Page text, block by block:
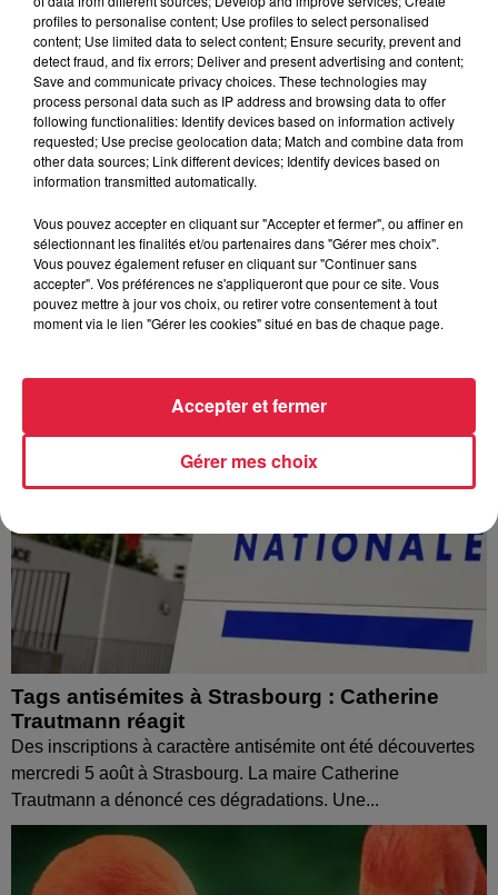
À Hoerdt, de l’eau brune sort des robinets
Depuis plusieurs jours, des habitants de Hoerdt ont vu de
l’eau brune s’écouler de leurs robinets. Face aux
nombreuses interrogations, la municipalité a pris...
Tags antisémites à Strasbourg : Catherine
Trautmann réagit
Des inscriptions à caractère antisémite ont été découvertes
mercredi 5 août à Strasbourg. La maire Catherine
Trautmann a dénoncé ces dégradations. Une...
profiles to personalise content; Use profiles to select personalised
content; Use limited data to select content; Ensure security, prevent and
detect fraud, and fix errors; Deliver and present advertising and content;
Save and communicate privacy choices. These technologies may
process personal data such as IP address and browsing data to offer
following functionalities: Identify devices based on information actively
requested; Use precise geolocation data; Match and combine data from
other data sources; Link different devices; Identify devices based on
information transmitted automatically.
Vous pouvez accepter en cliquant sur "Accepter et fermer", ou affiner en
sélectionnant les finalités et/ou partenaires dans "Gérer mes choix".
Vous pouvez également refuser en cliquant sur "Continuer sans
accepter". Vos préférences ne s'appliqueront que pour ce site. Vous
pouvez mettre à jour vos choix, ou retirer votre consentement à tout
moment via le lien "Gérer les cookies" situé en bas de chaque page.
Gérer mes choix
Accepter et fermer